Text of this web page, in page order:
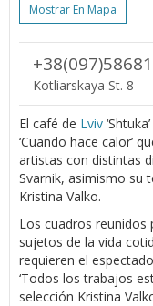
Mostrar En Mapa
Kotliarskaya St. 8
El café de Lviv
‘Cuando hace calor’
artistas con distintas
Svarnik, asimismo su
Kristina Valko.
Los cuadros reunidos
sujetos de la vida
requieren el
‘Todos los trabajos
selección Kristina